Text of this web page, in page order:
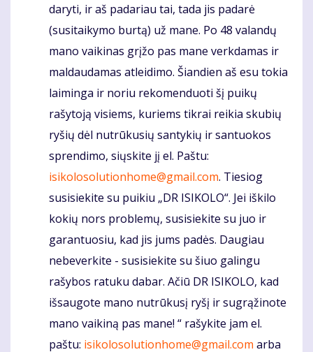
daryti, ir aš padariau tai, tada jis padarė
(susitaikymo burtą) už mane. Po 48 valandų
mano vaikinas grįžo pas mane verkdamas ir
maldaudamas atleidimo. Šiandien aš esu tokia
laiminga ir noriu rekomenduoti šį puikų
rašytoją visiems, kuriems tikrai reikia skubių
ryšių dėl nutrūkusių santykių ir santuokos
sprendimo, siųskite jį el. Paštu:
isikolosolutionhome@gmail.com. Tiesiog
susisiekite su puikiu „DR ISIKOLO“. Jei iškilo
kokių nors problemų, susisiekite su juo ir
garantuosiu, kad jis jums padės. Daugiau
nebeverkite - susisiekite su šiuo galingu
rašybos ratuku dabar. Ačiū DR ISIKOLO, kad
išsaugote mano nutrūkusį ryšį ir sugrąžinote
mano vaikiną pas mane! “ rašykite jam el.
paštu: isikolosolutionhome@gmail.com arba